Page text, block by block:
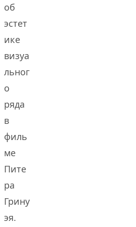
об
эстет
ике
визуа
льног
о
ряда
в
филь
ме
Пите
ра
Грину
эя.